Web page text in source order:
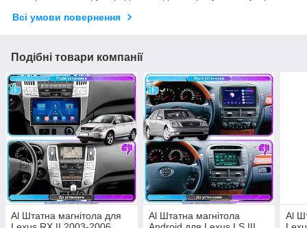
Всі умови повернення
Подібні товари компанії
Al Штатна магнітола для
Al Штатна магнітола
Al